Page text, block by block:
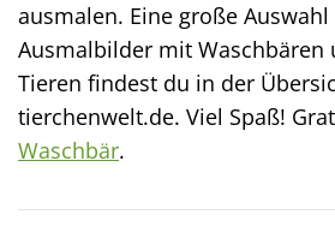
ausmalen. Eine große
Ausmalbilder mit Waschbären
Tieren findest du in der
tierchenwelt.de. Viel Spaß!
Waschbär.